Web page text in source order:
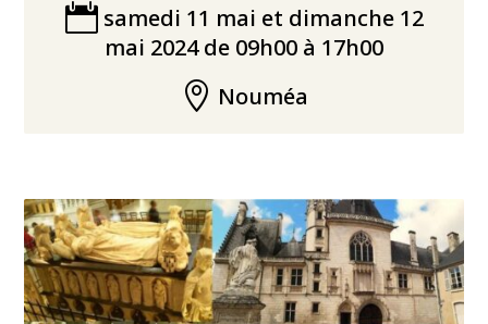
 samedi 11 mai et dimanche 12
mai 2024 de 09h00 à 17h00
 Nouméa